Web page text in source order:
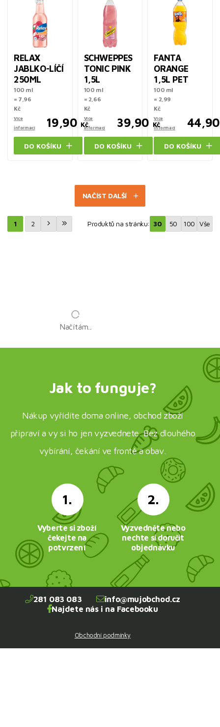
RELAX
JABLKO-LÍČÍ
250ML
100 ml
= 7,96
Kč
Více
informací
19,90 Kč
DO KOŠÍKU
SCHWEPPES
TONIC PINK
1,5L
100 ml
= 2,66
Kč
Více
informací
39,90 Kč
DO KOŠÍKU
FANTA
ORANGE
1,5L PET
100 ml
= 2,99
Kč
Více
informací
44,90
DO KOŠÍKU
NAČÍST DALŠÍ
1 2 Produktů na stránku: 30 50 100 Vše
Načítám...
Jak to funguje?
Nákup vyřídíte doma online, obchod zboží
připraví a vy si ho jen vyzvednete. Bez dlouhého
vybírání, čekání ve frontě a obav.
1.
Vyberte si zboží
čekejte na
potvrzení
2.
Vyzvedněte nebo
nechte si doručit
objednávku
281 083 083
info@mujobchod.cz
Najdete nás i na Facebooku
Obchodní podmínky